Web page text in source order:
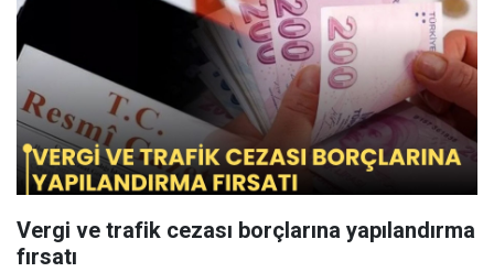
Vergi ve trafik cezası borçlarına yapılandırma
fırsatı